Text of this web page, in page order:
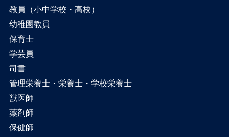
教員（小中学校・高校）
幼稚園教員
保育士
学芸員
司書
管理栄養士・栄養士・学校栄養士
獣医師
薬剤師
保健師